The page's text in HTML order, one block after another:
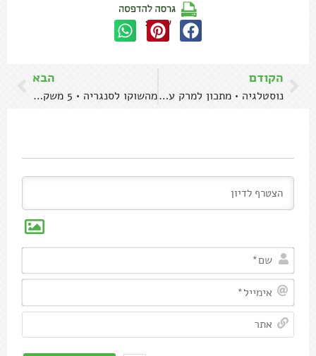
שתפו:
הקודם
נוסטלגיה • מתכון למרק עגבניות ואורז בסמטי
הבא
מהשוקו לסנגריה • 5 משקאות מחממים עם קינמון